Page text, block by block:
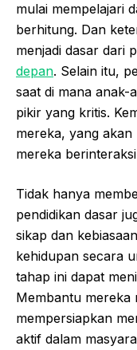
mulai mempelajari
berhitung. Dan
menjadi dasar dari
depan. Selain itu,
saat di mana anak-
pikir yang kritis.
mereka, yang
mereka
Tidak hanya
pendidikan dasar
sikap dan
kehidupan secara
tahap ini dapat
Membantu mereka
mempersiapkan
aktif dalam